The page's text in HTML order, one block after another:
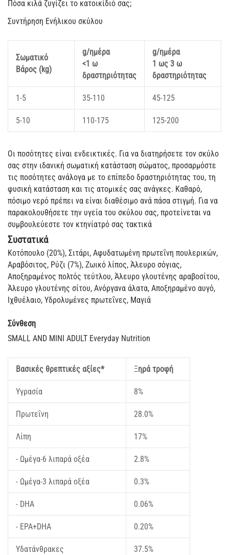
Πόσα κιλά ζυγίζει το κατοικίδιό σας;
Συντήρηση Ενήλικου σκύλου
Σωματικό
Βάρος (kg)
g/ημέρα
<1 ω
δραστηριότητας
g/ημέρα
1 ως 3 ω
δραστηριότητας
1-5 35-110 45-125
5-10 110-175 125-200
Oι ποσότητες είναι ενδεικτικές. Για να διατηρήσετε τον σκύλο
σας στην ιδανική σωματική κατάσταση σώματος, προσαρμόστε
τις ποσότητες ανάλογα με το επίπεδο δραστηριότητας του, τη
φυσική κατάσταση και τις ατομικές σας ανάγκες. Καθαρό,
πόσιμο νερό πρέπει να είναι διαθέσιμο ανά πάσα στιγμή. Για να
παρακολουθήσετε την υγεία του σκύλου σας, προτείνεται να
συμβουλεύεστε τον κτηνίατρό σας τακτικά
Συστατικά
Κοτόπουλο (20%), Σιτάρι, Αφυδατωμένη πρωτεΐνη πουλερικών,
Αραβόσιτος, Ρύζι (7%), Ζωικό λίπος, Άλευρο σόγιας,
Αποξηραμένος πολτός τεύτλου, Άλευρο γλουτένης αραβοσίτου,
Άλευρο γλουτένης σίτου, Ανόργανα άλατα, Αποξηραμένο αυγό,
Ιχθυέλαιο, Υδρολυμένες πρωτεΐνες, Μαγιά
Σύνθεση
SMALL AND MINI ADULT Everyday Nutrition
Βασικές θρεπτικές αξίες* Ξηρά τροφή
Υγρασία 8%
Πρωτεΐνη 28.0%
Λίπη 17%
- Ωμέγα-6 λιπαρά οξέα 2.8%
- Ωμέγα-3 λιπαρά οξέα 0.3%
- DHA 0.06%
- EPA+DHA 0.20%
Υδατάνθρακες 37.5%